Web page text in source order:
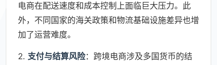
电商在配送速度和成本控制上面临巨大压力。此
外，不同国家的海关政策和物流基础设施差异也增
加了运营难度。
2. 支付与结算风险：跨境电商涉及多国货币的结